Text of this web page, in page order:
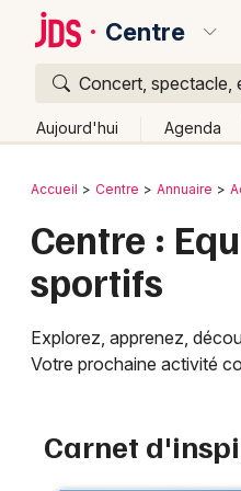
Centre
Concert, spectacle,
Aujourd'hui Agenda
Publier un
Grands événements
Activité & Expérience
Foires & salons
Bordeaux
Colmar
Lyon
Mulhouse
Retour
Accueil Centre Annuaire
Centre :
sportifs
Explorez, apprenez,
Votre prochaine activité
Carnet
Quoi ?
Où ?
Quand ?
Aujourd'hui
Demain